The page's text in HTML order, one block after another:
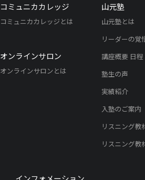
コミュニカカレッジ
コミュニカカレッジとは
オンラインサロン
オンラインサロンとは
山元塾
山元塾とは
リーダーの覚
講座概要 日程
塾生の声
実績紹介
入塾のご案内
リスニング教
リスニング教